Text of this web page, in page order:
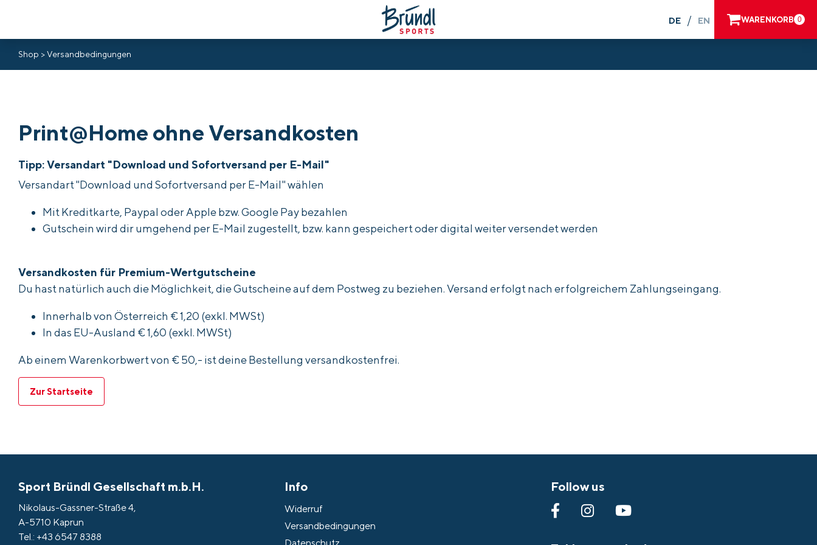
DE / EN WARENKORB 0
Shop >Versandbedingungen
Print@Home ohne Versandkosten
Tipp: Versandart "Download und Sofortversand per E-Mail"
Versandart "Download und Sofortversand per E-Mail" wählen
Mit Kreditkarte, Paypal oder Apple bzw. Google Pay bezahlen
Gutschein wird dir umgehend per E-Mail zugestellt, bzw. kann gespeichert oder digital weiter versendet werden
Versandkosten für Premium-Wertgutscheine
Du hast natürlich auch die Möglichkeit, die Gutscheine auf dem Postweg zu beziehen. Versand erfolgt nach erfolgreichem Zahlungseingang.
Innerhalb von Österreich € 1,20 (exkl. MWSt)
In das EU-Ausland € 1,60 (exkl. MWSt)
Ab einem Warenkorbwert von € 50,- ist deine Bestellung versandkostenfrei.
Zur Startseite
Sport Bründl Gesellschaft m.b.H.
Nikolaus-Gassner-Straße 4,
A-5710 Kaprun
Tel.: +43 6547 8388
Follow us
Info
Widerruf
Versandbedingungen